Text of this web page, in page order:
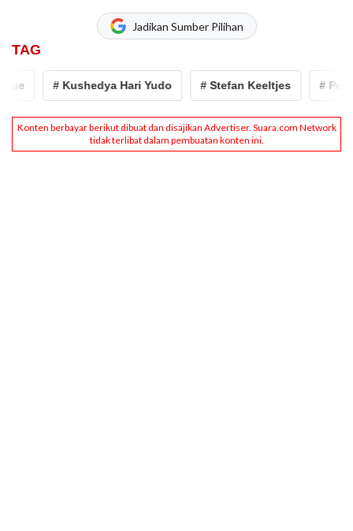
Jadikan Sumber Pilihan
TAG
# Kushedya Hari Yudo # Stefan Keeltjes # Persis